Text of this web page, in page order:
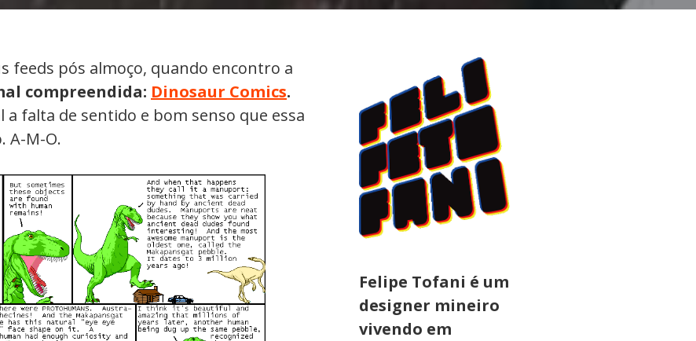
feeds pós almoço, quando encontro a
compreendida: Dinosaur Comics.
a falta de sentido e bom senso que essa
A-M-O.
Felipe Tofani é um
designer mineiro
vivendo em